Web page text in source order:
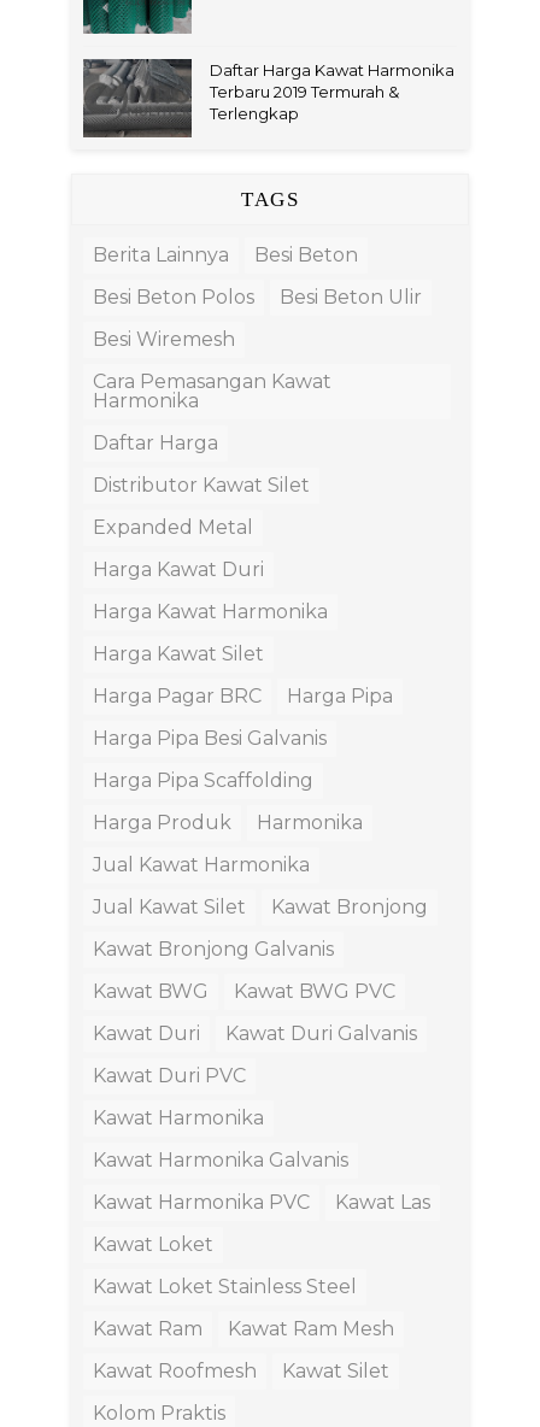
Daftar Harga Kawat Harmonika
Terbaru 2019 Termurah &
Terlengkap
TAGS
Berita Lainnya
Besi Beton
Besi Beton Polos
Besi Beton Ulir
Besi Wiremesh
Cara Pemasangan Kawat
Harmonika
Daftar Harga
Distributor Kawat Silet
Expanded Metal
Harga Kawat Duri
Harga Kawat Harmonika
Harga Kawat Silet
Harga Pagar BRC
Harga Pipa
Harga Pipa Besi Galvanis
Harga Pipa Scaffolding
Harga Produk
Harmonika
Jual Kawat Harmonika
Jual Kawat Silet
Kawat Bronjong
Kawat Bronjong Galvanis
Kawat BWG
Kawat BWG PVC
Kawat Duri
Kawat Duri Galvanis
Kawat Duri PVC
Kawat Harmonika
Kawat Harmonika Galvanis
Kawat Harmonika PVC
Kawat Las
Kawat Loket
Kawat Loket Stainless Steel
Kawat Ram
Kawat Ram Mesh
Kawat Roofmesh
Kawat Silet
Kolom Praktis